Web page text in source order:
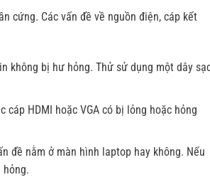
cứng. Các vấn đề về nguồn điện, cáp kết
không bị hư hỏng. Thử sử dụng một dây
HDMI hoặc VGA có bị lỏng hoặc hỏng
đề nằm ở màn hình laptop hay không. Nếu